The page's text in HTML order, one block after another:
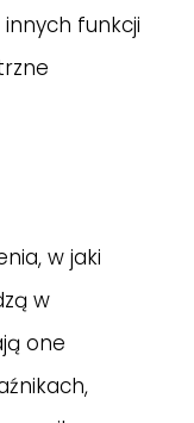
funkcji
w jaki
w
one